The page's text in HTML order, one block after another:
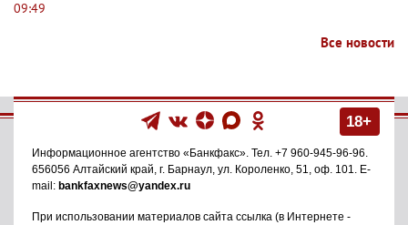
09:49
Все новости
18+
Информационное агентство «Банкфакс» . Тел. +7 960-945-96-96
656056 Алтайский край, г. Барнаул ул. Короленко, 51, оф. 101
. E-
mail: bankfaxnews@yandex.ru
При использовании материалов сайта ссылка (в Интернете -